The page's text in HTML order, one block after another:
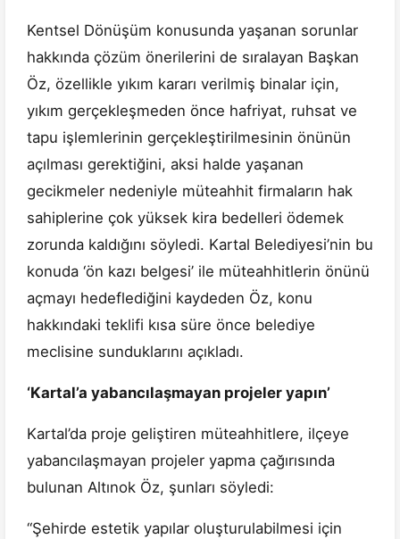
Kentsel Dönüşüm konusunda yaşanan sorunlar
hakkında çözüm önerilerini de sıralayan Başkan
Öz, özellikle yıkım kararı verilmiş binalar için,
yıkım gerçekleşmeden önce hafriyat, ruhsat ve
tapu işlemlerinin gerçekleştirilmesinin önünün
açılması gerektiğini, aksi halde yaşanan
gecikmeler nedeniyle müteahhit firmaların hak
sahiplerine çok yüksek kira bedelleri ödemek
zorunda kaldığını söyledi. Kartal Belediyesi’nin bu
konuda ‘ön kazı belgesi’ ile müteahhitlerin önünü
açmayı hedeflediğini kaydeden Öz, konu
hakkındaki teklifi kısa süre önce belediye
meclisine sunduklarını açıkladı.
‘Kartal’a yabancılaşmayan projeler yapın’
Kartal’da proje geliştiren müteahhitlere, ilçeye
yabancılaşmayan projeler yapma çağırısında
bulunan Altınok Öz, şunları söyledi:
“Şehirde estetik yapılar oluşturulabilmesi için